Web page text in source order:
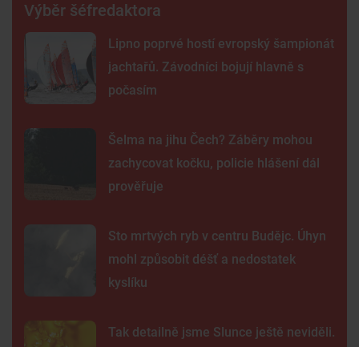
Výběr šéfredaktora
Lipno poprvé hostí evropský šampionát
jachtařů. Závodníci bojují hlavně s
počasím
Šelma na jihu Čech? Záběry mohou
zachycovat kočku, policie hlášení dál
prověřuje
Sto mrtvých ryb v centru Budějc. Úhyn
mohl způsobit déšť a nedostatek
kyslíku
Tak detailně jsme Slunce ještě neviděli.